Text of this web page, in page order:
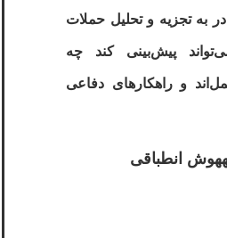
به تجزیه‌ و تحلیل حملات
پیش‌بینی کند چه
و راهکارهای دفاعی